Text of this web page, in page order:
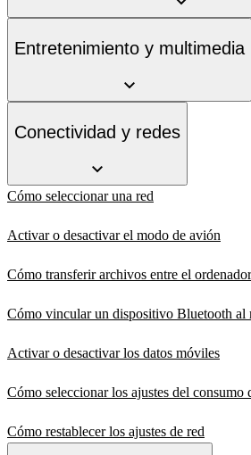
Entretenimiento y multimedia
Conectividad y redes
Cómo seleccionar una red
Activar o desactivar el modo de avión
Cómo transferir archivos entre el
Cómo vincular un dispositivo Bluetooth al
Activar o desactivar los datos móviles
Cómo seleccionar los ajustes del consumo
Cómo restablecer los ajustes de red